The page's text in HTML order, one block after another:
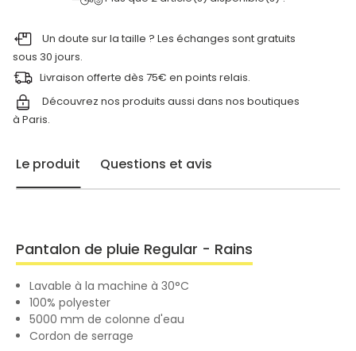
Un doute sur la taille ? Les échanges sont gratuits
sous 30 jours.
Livraison offerte dès 75€ en points relais.
Découvrez nos produits aussi dans nos boutiques
à Paris.
Le produit Questions et avis
Pantalon de pluie Regular - Rains
Lavable à la machine à 30°C
100% polyester
5000 mm de colonne d'eau
Cordon de serrage